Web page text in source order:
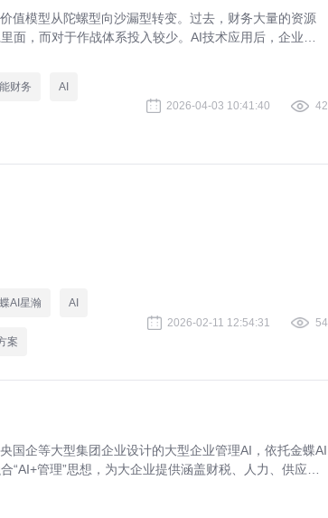
值模型从陀螺型向沙漏型转变。过去，财务大量的资源
面，而对于作战体系投入较少。AI技术应用后，企业财
财务 AI
2026-04-03 10:41:40 42
AI星瀚 AI
案
2026-02-11 12:54:31 54
国企等大型集团企业设计的大型企业管理AI，依托金蝶AI
“AI+管理”思想，为大企业提供涵盖财税、人力、供应链